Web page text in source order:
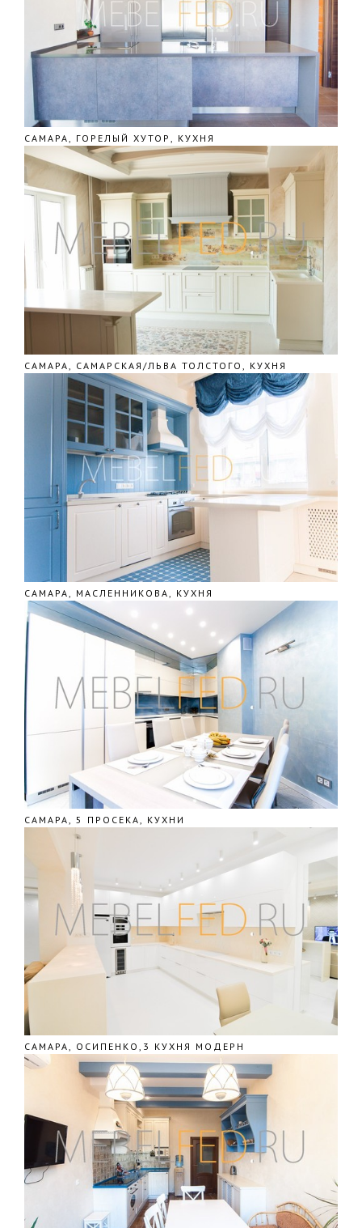
САМАРА, ГОРЕЛЫЙ ХУТОР, КУХНЯ
САМАРА, САМАРСКАЯ/ЛЬВА ТОЛСТОГО, КУХНЯ
САМАРА, МАСЛЕННИКОВА, КУХНЯ
САМАРА, 5 ПРОСЕКА, КУХНИ
САМАРА, ОСИПЕНКО,3 КУХНЯ МОДЕРН